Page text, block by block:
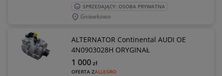
SPRZEDAJĄCY: OSOBA PRYWATNA
Gniewkowo
ALTERNATOR Continental AUDI OE
4N0903028H ORYGINAŁ
OFERTA ZALLEGRO
1 000zł